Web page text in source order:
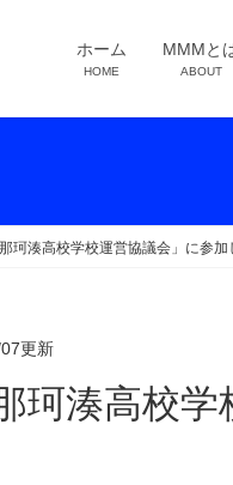
ホーム
HOME
MMMと
ABOUT
珂湊高校学校運営協議会」に参加
更新